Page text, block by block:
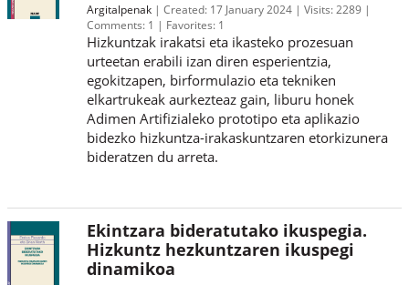
Argitalpenak Created: 17 January 2024 Visits: 2289
Comments: 1 Favorites: 1
Hizkuntzak irakatsi eta ikasteko prozesuan
urteetan erabili izan diren esperientzia,
egokitzapen, birformulazio eta tekniken
elkartrukeak aurkezteaz gain, liburu honek
Adimen Artifizialeko prototipo eta aplikazio
bidezko hizkuntza-irakaskuntzaren etorkizunera
bideratzen du arreta.
Ekintzara bideratutako ikuspegia.
Hizkuntz hezkuntzaren ikuspegi
dinamikoa